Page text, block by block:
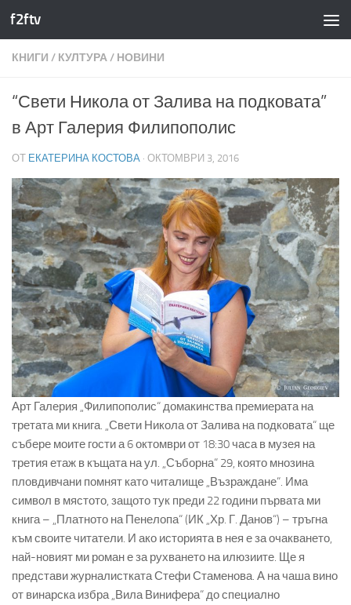
Към съдържанието
f2ftv
КНИГИ / КУЛТУРА/ НОВИНИ
“Свети Никола от Залива на подковата”
в Арт Галерия Филипополис
ОТ ЕКАТЕРИНА КОСТОВА · ОКТОМВРИ 3, 2016
Арт Галерия „Филипополис“ домакинства премиерата на
третата ми книга. „Свети Никола от Залива на подковата“ ще
събере моите гости а 6 октомври от 18:30 часа в музея на
третия етаж в къщата на ул. „Съборна“ 29, която мнозина
пловдивчани помнят като читалище „Възраждане“. Има
символ в мястото, защото тук преди 22 години първата ми
книга – „Платното на Пенелопа“ (ИК „Хр. Г. Данов“) – тръгна
към своите читатели. И ако историята в нея е за очакването,
най-новият ми роман е за рухването на илюзиите. Ще я
представи журналистката Стефи Стаменова. А на чаша вино
от винарска избра „Вила Винифера“ до специално